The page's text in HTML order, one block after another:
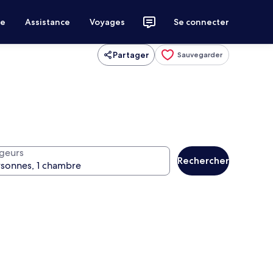
Assistance Voyages Se connecter
Partager Sauvegarder
Rechercher